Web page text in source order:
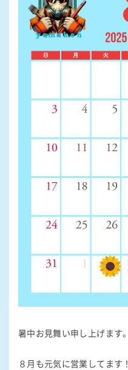
暑中お見舞い申し上げます。
８月も元気に営業してます！